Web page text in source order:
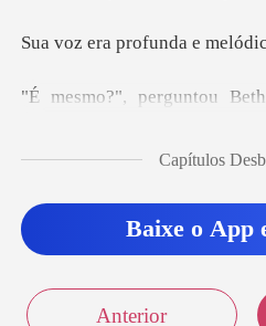
nda e
Capítulos
Baixe o App
Anterior